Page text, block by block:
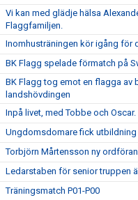
Vi kan med glädje hälsa
Flaggfamiljen.
Inomhusträningen kör igång för
BK Flagg spelade förmatch på
BK Flagg tog emot en flagga av
landshövdingen
Inpå livet, med Tobbe och Oscar.
Ungdomsdomare fick utbildning
Torbjörn Mårtensson ny
Ledarstaben för senior truppen
Träningsmatch P01-P00